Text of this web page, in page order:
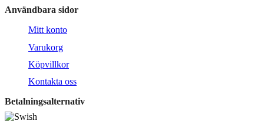
Användbara sidor
Mitt konto
Varukorg
Köpvillkor
Kontakta oss
Betalningsalternativ